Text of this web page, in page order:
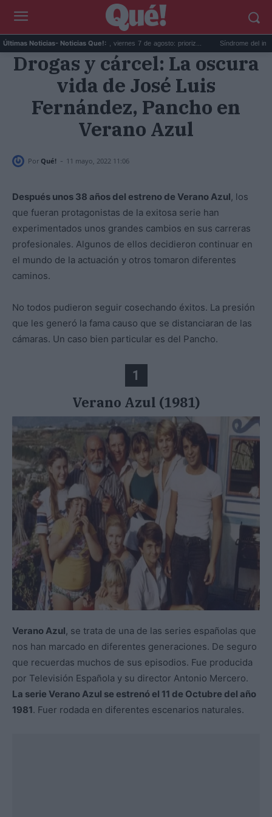
Últimas Noticias- Noticias Que!:
Horóscopo de Leo hoy, viernes 7 de agosto: prioriz... Síndrome del impostor
Drogas y cárcel: La oscura
vida de José Luis
Fernández, Pancho en
Verano Azul
Por Qué! - 11 mayo, 2022 11:06
Después unos 38 años del estreno de Verano Azul, los
que fueran protagonistas de la exitosa serie han
experimentados unos grandes cambios en sus carreras
profesionales. Algunos de ellos decidieron continuar en
el mundo de la actuación y otros tomaron diferentes
caminos.
No todos pudieron seguir cosechando éxitos. La presión
que les generó la fama causo que se distanciaran de las
cámaras. Un caso bien particular es del Pancho.
1
Verano Azul (1981)
Verano Azul, se trata de una de las series españolas que
nos han marcado en diferentes generaciones. De seguro
que recuerdas muchos de sus episodios. Fue producida
por Televisión Española y su director Antonio Mercero.
La serie Verano Azul se estrenó el 11 de Octubre del año
1981. Fuer rodada en diferentes escenarios naturales.